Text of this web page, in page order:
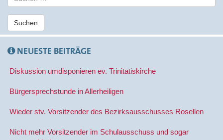
u
c
e
n
a
c
Suchen
NEUESTE BEITRÄGE
Diskussion umdisponieren ev. Trinitatiskirche
Bürgersprechstunde in Allerheiligen
Wieder stv. Vorsitzender des Bezirksausschusses Rosellen
Nicht mehr Vorsitzender im Schulausschuss und sogar